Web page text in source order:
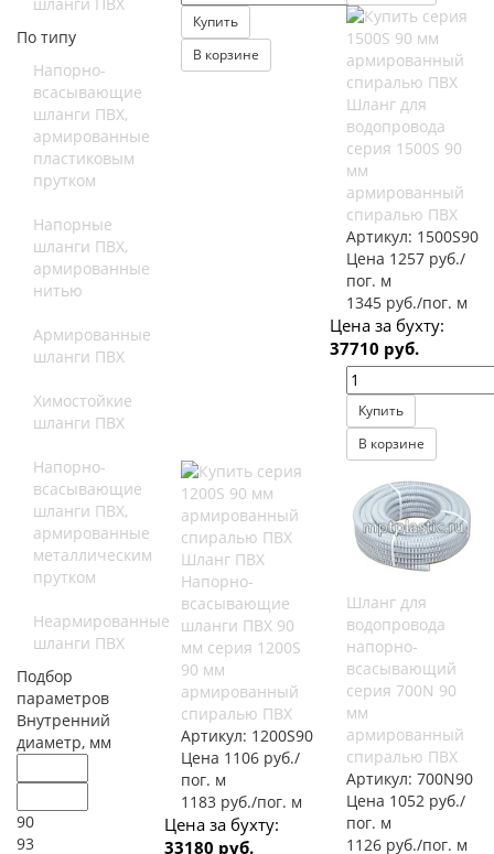
По типу
Напорно-
всасывающие
шланги ПВХ,
армированные
пластиковым
прутком
Напорные
шланги ПВХ,
армированные
нитью
Армированные
шланги ПВХ
Химостойкие
шланги ПВХ
Напорно-
всасывающие
шланги ПВХ,
армированные
металлическим
прутком
Неармированные
шланги ПВХ
Подбор
параметров
Внутренний
диаметр, мм
90
93
Купить
В корзине
Шланг для
водопровода
серия 1500S 90
мм
армированный
спиралью ПВХ
Артикул: 1500S90
Цена 1257 руб./
пог. м
1345 руб./пог. м
Цена за бухту:
37710 руб.
Купить
В корзине
Шланг ПВХ
Напорно-
всасывающие
шланги ПВХ 90
мм серия 1200S
90 мм
армированный
спиралью ПВХ
Артикул: 1200S90
Цена 1106 руб./
пог. м
1183 руб./пог. м
Цена за бухту:
33180 руб.
Шланг для
водопровода
напорно-
всасывающий
серия 700N 90
мм
армированный
спиралью ПВХ
Артикул: 700N90
Цена 1052 руб./
пог. м
1126 руб./пог. м